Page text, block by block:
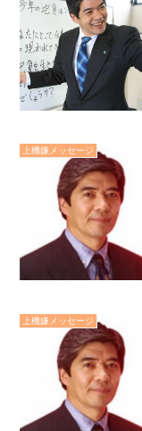
上機嫌メッセージ
上機嫌メッセージ